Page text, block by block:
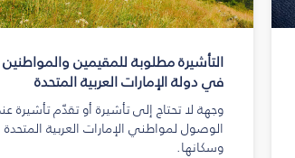
التأشيرة مطلوبة للمقيمين والمواطنين
في دولة الإمارات العربية المتحدة
وجهة لا تحتاج إلى تأشيرة أو تقدّم تأشيرة
الوصول لمواطني الإمارات العربية المتحدة
وسكانها.